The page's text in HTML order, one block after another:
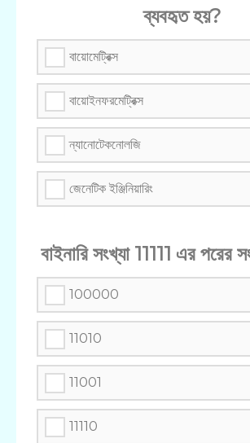
ব্যবহৃত হয়?
বায়োমেট্রিক্স
বায়োইনফরমেট্রিক্স
ন্যানোটেকনোলজি
জেনেটিক ইঞ্জিনিয়ারিং
বাইনারি সংখ্যা 11111 এর পরের
100000
11010
11001
11110